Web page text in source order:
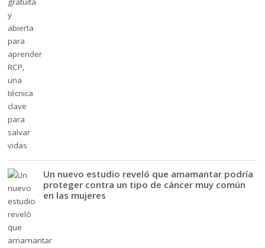
Un nuevo estudio reveló que amamantar podría
proteger contra un tipo de cáncer muy común
en las mujeres